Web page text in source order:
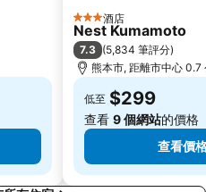
3 星級酒店
Nest Kumamoto
7.3 (5,834 筆評分)
熊本市, 距離市中心 0.7
低至 $299
查看 9 個網站的價格
查看價